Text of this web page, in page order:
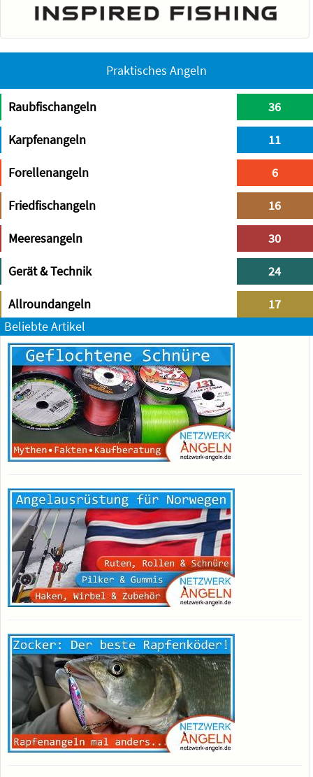
Praktisches Angeln
Raubfischangeln 36
Karpfenangeln 11
Forellenangeln 6
Friedfischangeln 16
Meeresangeln 30
Gerät & Technik 24
Allroundangeln
17
Beliebte Artikel